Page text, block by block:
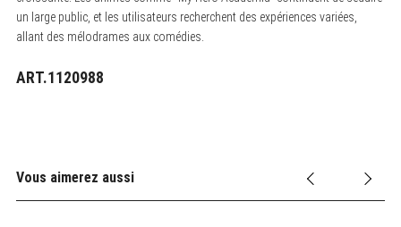
un large public, et les utilisateurs recherchent des expériences variées,
allant des mélodrames aux comédies.
ART.1120988
Vous aimerez aussi